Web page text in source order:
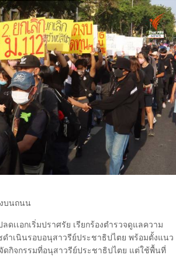
บนถนน
เอกเริ่มปราศรัย เรียกร้องตำรวจดูแลความ
ำเนินรอบอนุสาวรีย์ประชาธิปไตย พร้อมตั้งแนว
ดกิจกรรมที่อนุสาวรีย์ประชาธิปไตย แต่ใช้พื้นที่